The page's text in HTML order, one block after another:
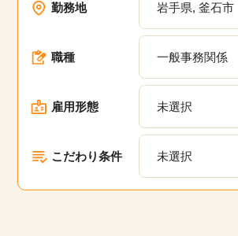
勤務地 岩手県, 釜石市
職種 一般事務関係
雇用形態 未選択
こだわり条件 未選択